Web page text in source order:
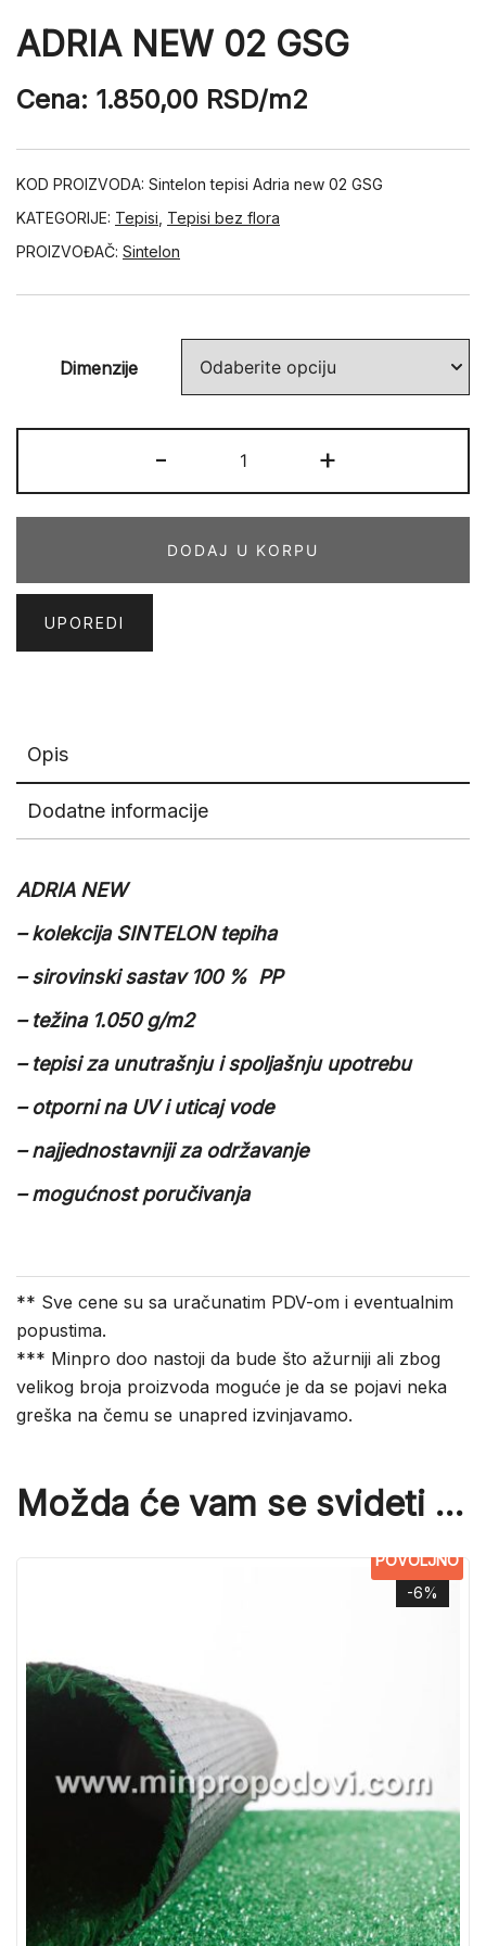
ADRIA NEW 02 GSG
Cena: 1.850,00 RSD/m2
KOD PROIZVODA: Sintelon tepisi Adria new 02 GSG
KATEGORIJE: Tepisi Tepisi bez flora
PROIZVOĐAČ: Sintelon
Dimenzije
-
NEW
02
količina
+
DODAJ U KORPU
UPOREDI
Opis
Dodatne informacije
ADRIA NEW
– kolekcija SINTELON tepiha
– sirovinski sastav 100 % PP
– težina 1.050 g/m2
– tepisi za unutrašnju i spoljašnju upotrebu
– otporni na UV i uticaj vode
– najjednostavniji za održavanje
– mogućnost poručivanja
** Sve cene su sa uračunatim PDV-om i eventualnim
popustima.
*** Minpro doo nastoji da bude što ažurniji ali zbog
velikog broja proizvoda moguće je da se pojavi neka
greška na čemu se unapred izvinjavamo.
Možda će vam se svideti …
-6%
POVOLJNO